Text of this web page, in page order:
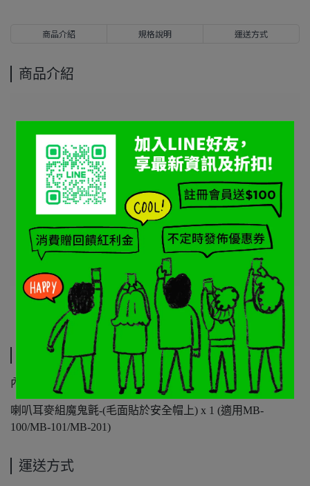
商品介紹 規格說明 運送方式
商品介紹
規格說明
內容物 :
喇叭耳麥組魔鬼氈-(毛面貼於安全帽上) x 1 (適用MB-
100/MB-101/MB-201)
運送方式